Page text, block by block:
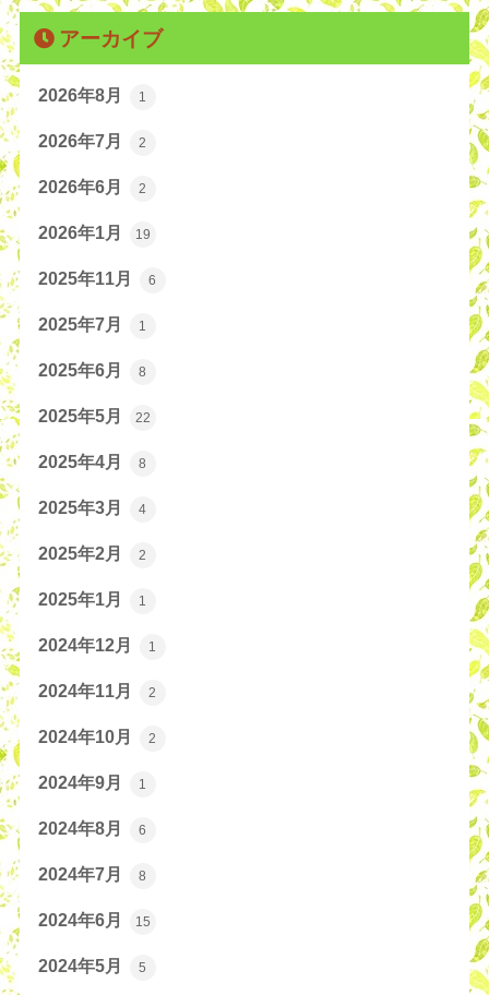
アーカイブ
2026年8月 1
2026年7月 2
2026年6月 2
2026年1月 19
2025年11月 6
2025年7月 1
2025年6月 8
2025年5月 22
2025年4月 8
2025年3月 4
2025年2月 2
2025年1月 1
2024年12月 1
2024年11月 2
2024年10月 2
2024年9月 1
2024年8月 6
2024年7月 8
2024年6月 15
2024年5月 5